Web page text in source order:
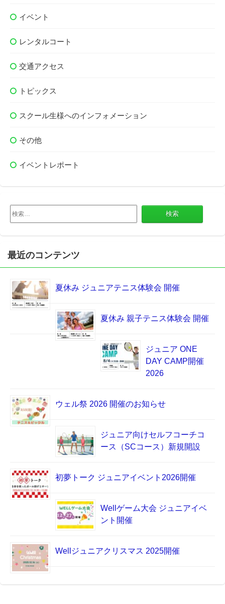
イベント
レンタルコート
交通アクセス
トピックス
スクール生様へのインフォメーション
その他
イベントレポート
検
索:
最近のコンテンツ
夏休み ジュニアテニス体験会 開催
夏休み 親子テニス体験会 開催
ジュニア ONE
DAY CAMP開催
2026
ウェル祭 2026 開催のお知らせ
ジュニア向けセルフコーチコ
ース（SCコース）新規開設
初夢トーク ジュニアイベント2026開催
Wellゲーム大会 ジュニアイベ
ント開催
Wellジュニアクリスマス 2025開催